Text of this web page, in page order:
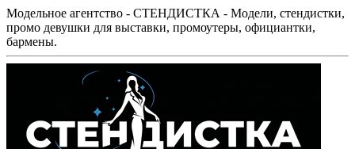
Модельное агентство - СТЕНДИСТКА - Модели, стендистки,
промо девушки для выставки, промоутеры, официантки,
бармены.